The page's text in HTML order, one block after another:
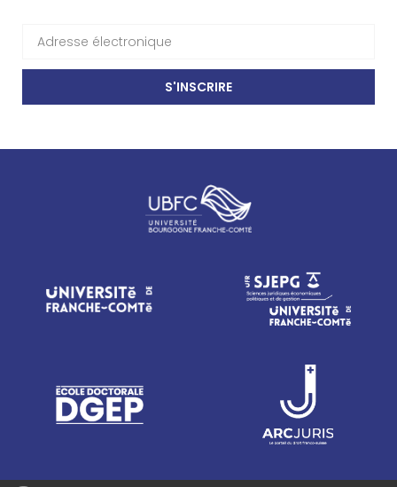
S'INSCRIRE